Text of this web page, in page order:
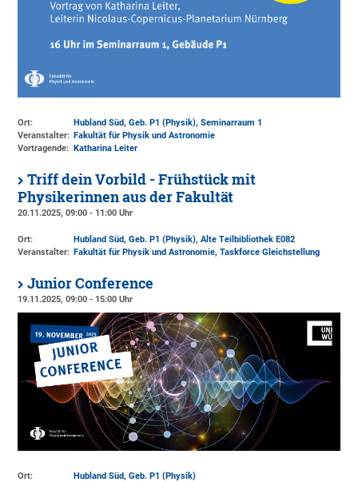
Ort: Hubland Süd, Geb. P1 (Physik), Seminarraum 1
Veranstalter: Fakultät für Physik und Astronomie
Vortragende: Katharina Leiter
Triff dein Vorbild - Frühstück mit
Physikerinnen aus der Fakultät
20.11.2025, 09:00 - 11:00 Uhr
Ort: Hubland Süd, Geb. P1 (Physik), Alte Teilbibliothek E082
Veranstalter: Fakultät für Physik und Astronomie, Taskforce Gleichstellung
Junior Conference
19.11.2025, 09:00 - 15:00 Uhr
Ort:
Hubland Süd, Geb. P1 (Physik)